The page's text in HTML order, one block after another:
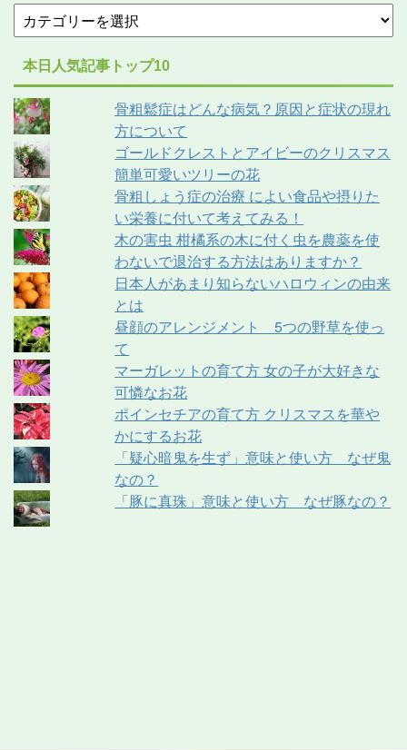
本日人気記事トップ10
骨粗鬆症はどんな病気？原因と症状の現れ
方について
ゴールドクレストとアイビーのクリスマス
簡単可愛いツリーの花
骨粗しょう症の治療 によい食品や摂りた
い栄養に付いて考えてみる！
木の害虫 柑橘系の木に付く虫を農薬を使
わないで退治する方法はありますか？
日本人があまり知らないハロウィンの由来
とは
昼顔のアレンジメント 5つの野草を使っ
て
マーガレットの育て方 女の子が大好きな
可憐なお花
ポインセチアの育て方 クリスマスを華や
かにするお花
「疑心暗鬼を生ず」意味と使い方 なぜ鬼
なの？
「豚に真珠」意味と使い方 なぜ豚なの？